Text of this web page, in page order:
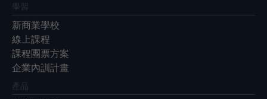
學習
新商業學校
線上課程
課程團票方案
企業內訓計畫
產品